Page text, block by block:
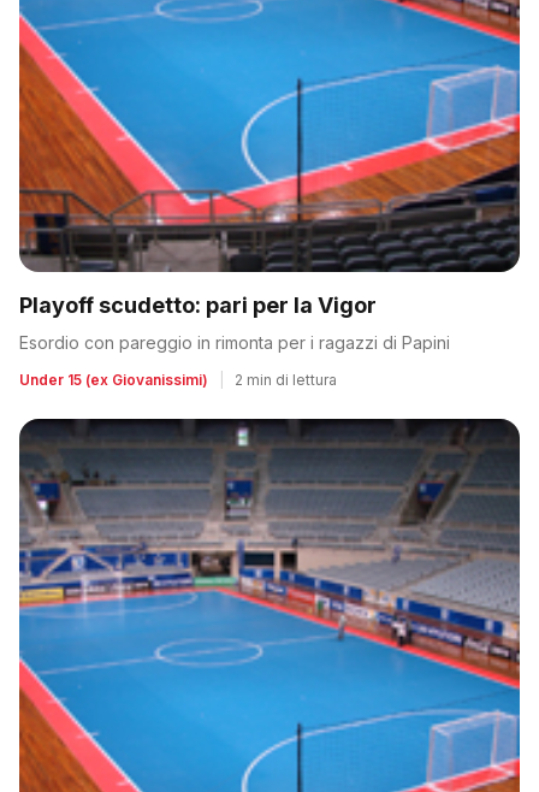
Playoff scudetto: pari per la Vigor
Esordio con pareggio in rimonta per i ragazzi di Papini
Under 15 (ex Giovanissimi) 2 min di lettura